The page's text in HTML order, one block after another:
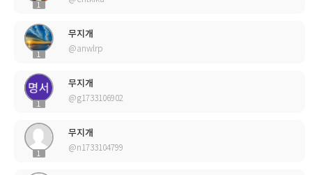
1
1
무지개
@anwlrp
1
무지개
@g1733106902
1
무지개
@n1733104799